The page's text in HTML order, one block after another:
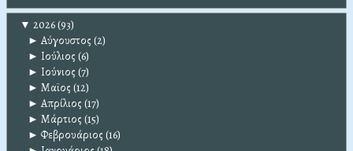
▼ 2026(93)
► Αύγουστος (2)
► Ιούλιος (6)
► Ιούνιος (7)
► Μαϊος (12)
► Απρίλιος (17)
► Μάρτιος (15)
► Φεβρουάριος (16)